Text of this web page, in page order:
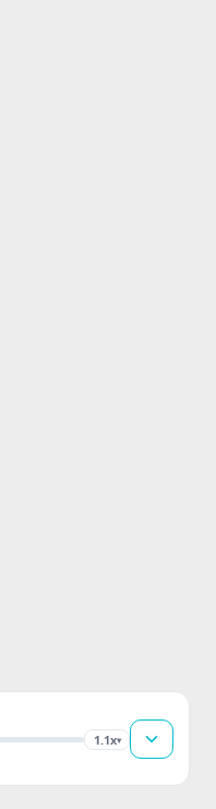
1.1x▾